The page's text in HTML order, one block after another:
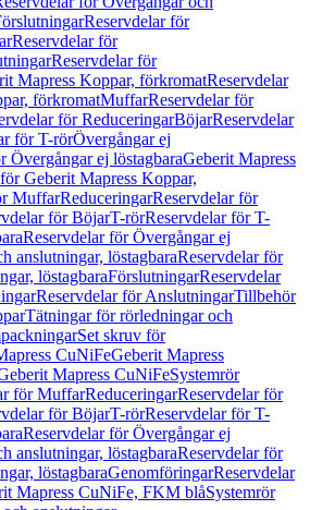
Reservdelar för
Reservdelar för
Reservdelar för
Mapress Koppar, förkromatReservdelar
förkromatMuffarReservdelar för
för ReduceringarBöjarReservdelar
för T-rörÖvergångar ej
Övergångar ej löstagbaraGeberit Mapress
Geberit Mapress Koppar,
MuffarReduceringarReservdelar för
för BöjarT-rörReservdelar för T-
Reservdelar för Övergångar ej
anslutningar, löstagbaraReservdelar för
löstagbaraFörslutningarReservdelar
Reservdelar för AnslutningarTillbehör
Tätningar för rörledningar och
Set skruv för
CuNiFeGeberit Mapress
Mapress CuNiFeSystemrör
för MuffarReduceringarReservdelar för
för BöjarT-rörReservdelar för T-
Reservdelar för Övergångar ej
anslutningar, löstagbaraReservdelar för
löstagbaraGenomföringarReservdelar
Mapress CuNiFe, FKM blåSystemrör